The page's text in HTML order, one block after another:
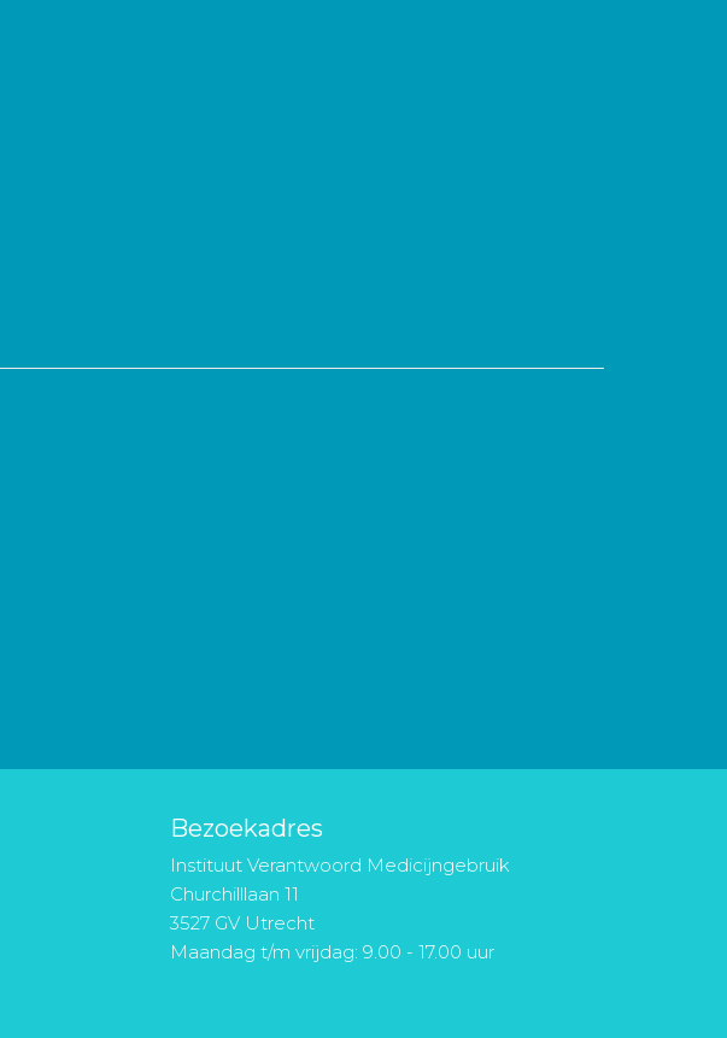
Bezoekadres
Instituut Verantwoord Medicijngebruik
Churchilllaan 11
3527 GV Utrecht
Maandag t/m vrijdag: 9.00 - 17.00 uur